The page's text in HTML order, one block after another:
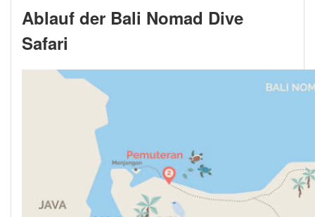
Ablauf der Bali Nomad Dive
Safari